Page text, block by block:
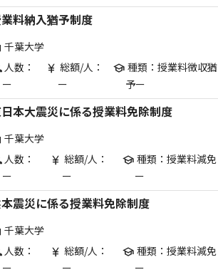
料納入猶予制度
千葉大学
人数：
ー
currency_yen 総額/人：
ー
school 種類：授業料徴収猶
予ー
本大震災に係る授業料免除制度
千葉大学
人数：
ー
currency_yen 総額/人：
ー
school 種類：授業料減免
ー
震災に係る授業料免除制度
千葉大学
人数：
ー
currency_yen 総額/人：
ー
school 種類：授業料減免
ー